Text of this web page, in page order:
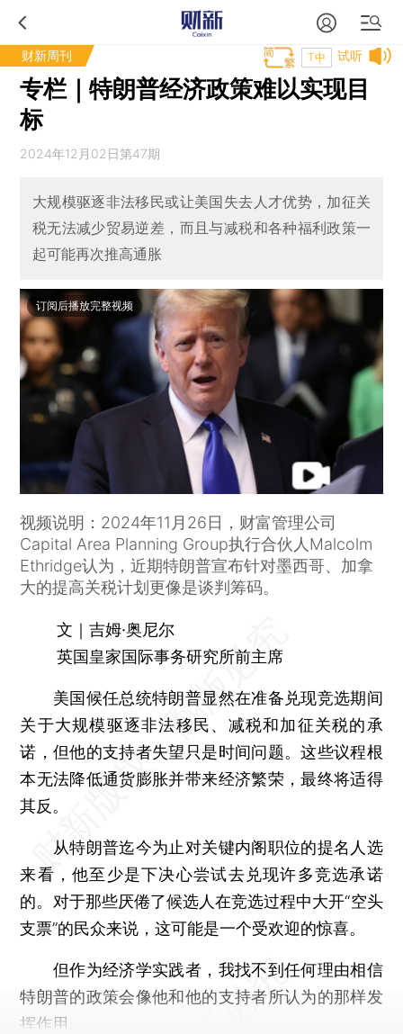
财新周刊 试听
T中
专栏｜特朗普经济政策难以实现目
标
2024年12月02日第47期
大规模驱逐非法移民或让美国失去人才优势，加征关
税无法减少贸易逆差，而且与减税和各种福利政策一
起可能再次推高通胀
订阅后播放完整视频
视频说明：2024年11月26日，财富管理公司
Capital Area Planning Group执行合伙人Malcolm
Ethridge认为，近期特朗普宣布针对墨西哥、加拿
大的提高关税计划更像是谈判筹码。
文｜吉姆·奥尼尔
英国皇家国际事务研究所前主席
美国候任总统特朗普显然在准备兑现竞选期间
关于大规模驱逐非法移民、减税和加征关税的承
诺，但他的支持者失望只是时间问题。这些议程根
本无法降低通货膨胀并带来经济繁荣，最终将适得
其反。
从特朗普迄今为止对关键内阁职位的提名人选
来看，他至少是下决心尝试去兑现许多竞选承诺
的。对于那些厌倦了候选人在竞选过程中大开“空头
支票”的民众来说，这可能是一个受欢迎的惊喜。
但作为经济学实践者，我找不到任何理由相信
特朗普的政策会像他和他的支持者所认为的那样发
挥作用。